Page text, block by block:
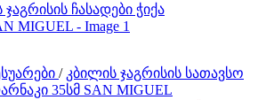
/ კბილის ჯაგრისის სათავსო